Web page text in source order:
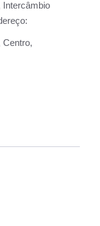
Intercâmbio
Centro,